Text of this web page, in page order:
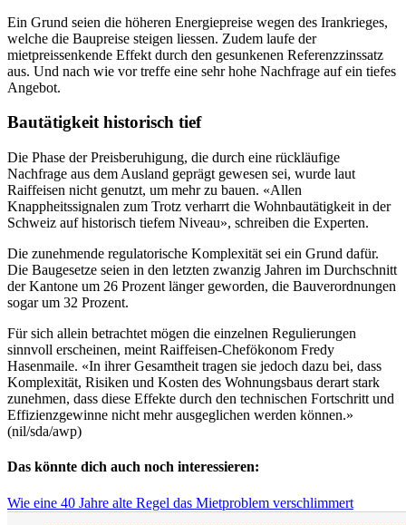
Ein Grund seien die höheren Energiepreise wegen des Irankrieges,
welche die Baupreise steigen liessen. Zudem laufe der
mietpreissenkende Effekt durch den gesunkenen Referenzzinssatz
aus. Und nach wie vor treffe eine sehr hohe Nachfrage auf ein tiefes
Angebot.
Bautätigkeit historisch tief
Die Phase der Preisberuhigung, die durch eine rückläufige
Nachfrage aus dem Ausland geprägt gewesen sei, wurde laut
Raiffeisen nicht genutzt, um mehr zu bauen. «Allen
Knappheitssignalen zum Trotz verharrt die Wohnbautätigkeit in der
Schweiz auf historisch tiefem Niveau», schreiben die Experten.
Die zunehmende regulatorische Komplexität sei ein Grund dafür.
Die Baugesetze seien in den letzten zwanzig Jahren im Durchschnitt
der Kantone um 26 Prozent länger geworden, die Bauverordnungen
sogar um 32 Prozent.
Für sich allein betrachtet mögen die einzelnen Regulierungen
sinnvoll erscheinen, meint Raiffeisen-Chefökonom Fredy
Hasenmaile. «In ihrer Gesamtheit tragen sie jedoch dazu bei, dass
Komplexität, Risiken und Kosten des Wohnungsbaus derart stark
zunehmen, dass diese Effekte durch den technischen Fortschritt und
Effizienzgewinne nicht mehr ausgeglichen werden können.»
(nil/sda/awp)
Das könnte dich auch noch interessieren:
Wie eine 40 Jahre alte Regel das Mietproblem verschlimmert